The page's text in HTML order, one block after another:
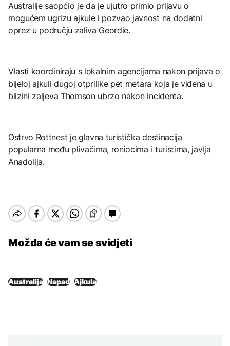
Australije saopćio je da je ujutro primio prijavu o
mogućem ugrizu ajkule i pozvao javnost na dodatni
oprez u području zaliva Geordie.
Vlasti koordiniraju s lokalnim agencijama nakon prijava o
bijeloj ajkuli dugoj otprilike pet metara koja je viđena u
blizini zaljeva Thomson ubrzo nakon incidenta.
Ostrvo Rottnest je glavna turistička destinacija
popularna među plivačima, roniocima i turistima, javlja
Anadolija.
Možda će vam se svidjeti
Australija Napad Ajkula